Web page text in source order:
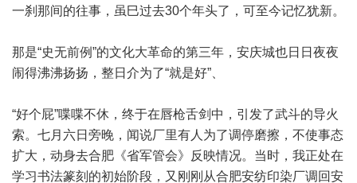
一刹那间的往事，虽巳过去30个年头了，可至今记忆犹新。
那是“史无前例”的文化大革命的第三年，安庆城也日日夜夜
闹得沸沸扬扬，整日介为了“就是好”、
“好个屁”喋喋不休，终于在唇枪舌剑中，引发了武斗的导火
索。七月六日旁晚，闻说厂里有人为了调停磨擦，不使事态
扩大，动身去合肥《省军管会》反映情况。当时，我正处在
学习书法篆刻的初始阶段，又刚刚从合肥安纺印染厂调回安